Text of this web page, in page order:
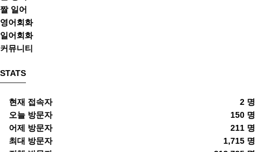
짤 일어
영어회화
일어회화
커뮤니티
STATS
2 명
현재 접속자
150 명
오늘 방문자
211 명
어제 방문자
1,715 명
최대 방문자